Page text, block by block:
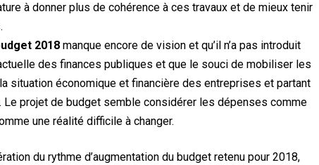
à donner plus de cohérence à ces travaux et de mieux tenir
2018 manque encore de vision et qu’il n’a pas introduit
des finances publiques et que le souci de mobiliser les
situation économique et financière des entreprises et partant
Le projet de budget semble considérer les dépenses comme
une réalité difficile à changer.
du rythme d’augmentation du budget retenu pour 2018,